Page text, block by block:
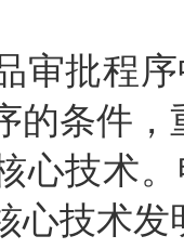
批程序
的条件
技术。
心技术发